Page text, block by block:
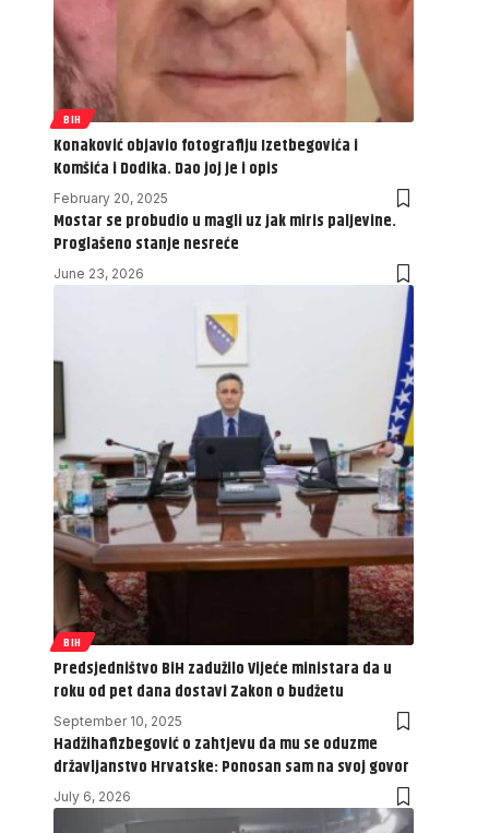
BIH
Konaković objavio fotografiju Izetbegovića i
Komšića i Dodika. Dao joj je i opis
February 20, 2025
Mostar se probudio u magli uz jak miris paljevine.
Proglašeno stanje nesreće
June 23, 2026
BIH
Predsjedništvo BiH zadužilo Vijeće ministara da u
roku od pet dana dostavi Zakon o budžetu
September 10, 2025
Hadžihafizbegović o zahtjevu da mu se oduzme
državljanstvo Hrvatske: Ponosan sam na svoj govor
July 6, 2026